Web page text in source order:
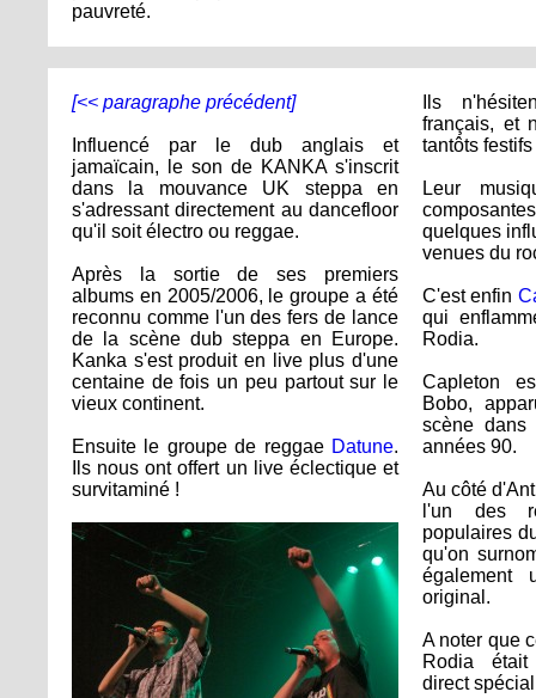
pauvreté.
[<< paragraphe précédent]
Influencé par le dub anglais et
jamaïcain, le son de KANKA s'inscrit
dans la mouvance UK steppa en
s'adressant directement au dancefloor
qu'il soit électro ou reggae.
Après la sortie de ses premiers
albums en 2005/2006, le groupe a été
reconnu comme l'un des fers de lance
de la scène dub steppa en Europe.
Kanka s'est produit en live plus d'une
centaine de fois un peu partout sur le
vieux continent.
Ensuite le groupe de reggae Datune.
Ils nous ont offert un live éclectique et
survitaminé !
Ils
français, et
tantôts
Leur
quelques
venues du
C'est enfin
qui
Rodia.
Capleton
Bobo,
scène dans
années 90.
Au côté
l'un des
populaires
qu'on
également
original.
A noter que
Rodia
direct